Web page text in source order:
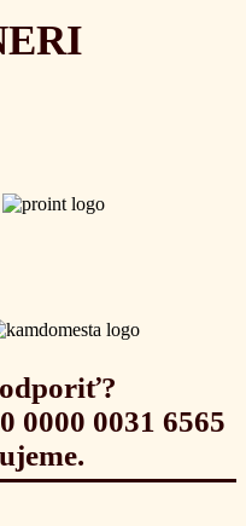
0000 0031 6565